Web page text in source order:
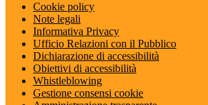
Cookie policy
Note legali
Informativa Privacy
Ufficio Relazioni con il Pubblico
Dichiarazione di accessibilità
Obiettivi di accessibilità
Whistleblowing
Gestione consensi cookie